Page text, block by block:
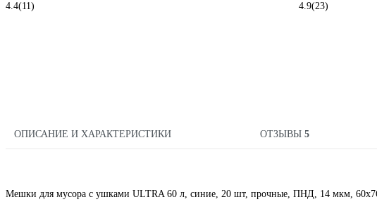
4.4(11) 4.9(23)
ОПИСАНИЕ И ХАРАКТЕРИСТИКИ ОТЗЫВЫ 5
Мешки для мусора с ушками ULTRA 60 л, синие, 20 шт, прочные, ПНД, 14 мкм,